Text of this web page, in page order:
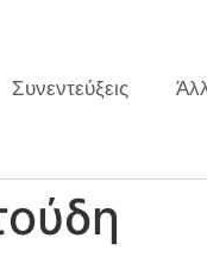
Συνεντεύξεις